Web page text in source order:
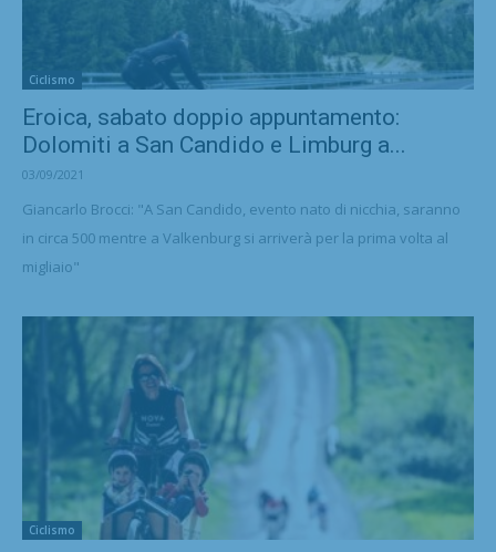
Ciclismo
Eroica, sabato doppio appuntamento:
Dolomiti a San Candido e Limburg a...
03/09/2021
Giancarlo Brocci: "A San Candido, evento nato di nicchia, saranno
in circa 500 mentre a Valkenburg si arriverà per la prima volta al
migliaio"
Ciclismo